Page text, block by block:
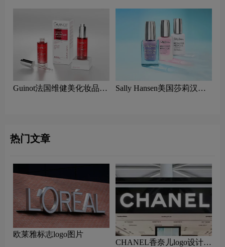
念
Guinot法国维健美化妆品
Sally Hansen美国莎莉汉森
热门文章
欧莱雅标志logo图片
CHANEL香奈儿logo设计含